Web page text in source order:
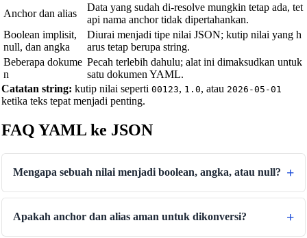
Konverter Daya
Konverter Tekanan
Konverter Kecepatan
Konverter Waktu
Binary/Hex/Decimal Converter
Morse Code Translator
Number to Words Converter
Generator Teks Terbalik
Text Case Converter
Konverter Slug ke Judul
Anchor dan alias
Data yang sudah di-resolve mungkin tetap ada, tet
api nama anchor tidak dipertahankan.
Boolean implisit,
null, dan angka
Diurai menjadi tipe nilai JSON; kutip nilai yang h
arus tetap berupa string.
Beberapa dokume
n
Pecah terlebih dahulu; alat ini dimaksudkan untuk
satu dokumen YAML.
Catatan string: kutip nilai seperti 00123, 1.0, atau 2026-05-01
ketika teks tepat menjadi penting.
FAQ YAML ke JSON
Mengapa sebuah nilai menjadi boolean, angka, atau null?
Apakah anchor dan alias aman untuk dikonversi?